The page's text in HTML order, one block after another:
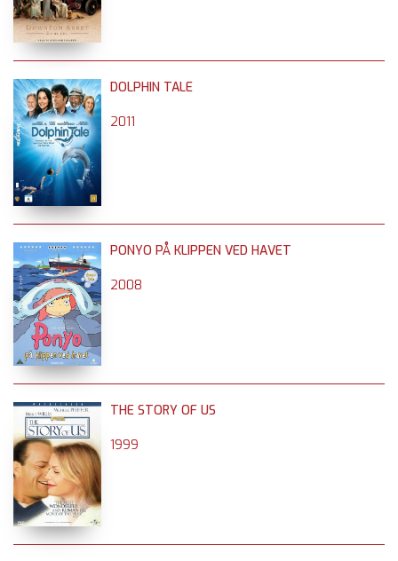
DOLPHIN TALE
2011
PONYO PÅ KLIPPEN VED HAVET
2008
THE STORY OF US
1999